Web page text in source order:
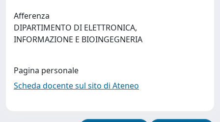
Afferenza
DIPARTIMENTO DI ELETTRONICA,
INFORMAZIONE E BIOINGEGNERIA
Pagina personale
Scheda docente sul sito di Ateneo